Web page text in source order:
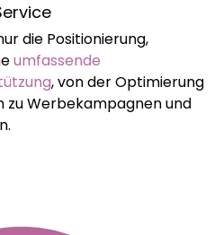
die Positionierung,
umfassende
, von der Optimierung
zu Werbekampagnen und